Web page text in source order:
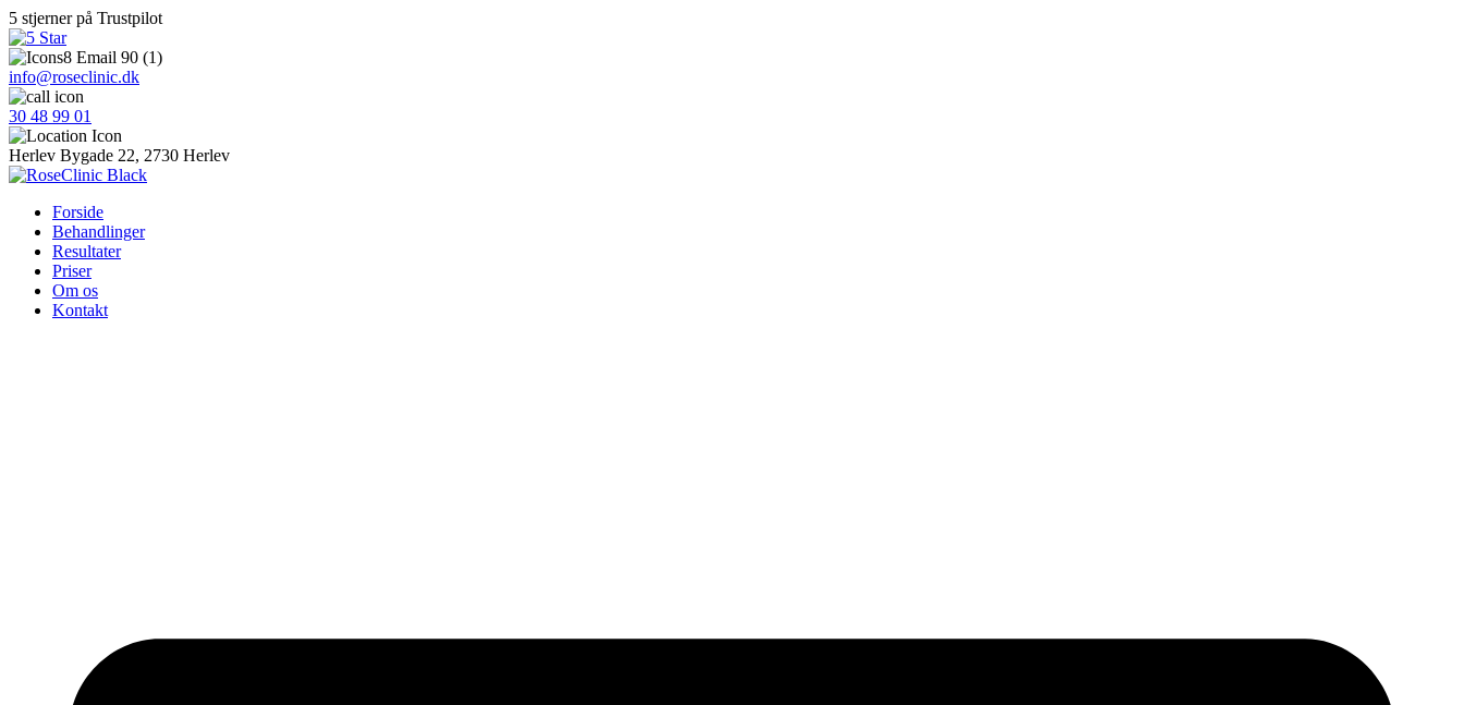
5 stjerner på Trustpilot
info@roseclinic.dk
30 48 99 01
Herlev Bygade 22, 2730 Herlev
Forside
Behandlinger
Resultater
Priser
Om os
Kontakt